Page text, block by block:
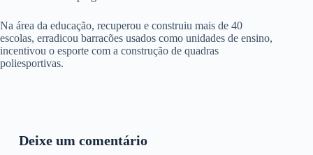
Na área da educação, recuperou e construiu mais de 40
escolas, erradicou barracões usados como unidades de ensino,
incentivou o esporte com a construção de quadras
poliesportivas.
Deixe um comentário